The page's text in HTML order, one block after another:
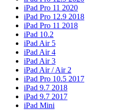
iPad Pro 11 2020
iPad Pro 12.9 2018
iPad Pro 11 2018
iPad 10.2
iPad Air 5
iPad Air 4
iPad Air 3
iPad Air / Air 2
iPad Pro 10.5 2017
iPad 9.7 2018
iPad 9.7 2017
iPad Mini